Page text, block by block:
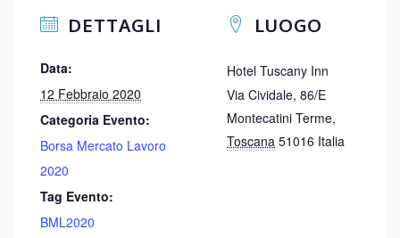
DETTAGLI
Data:
12 Febbraio 2020
Categoria Evento:
Borsa Mercato Lavoro
2020
Tag Evento:
BML2020
LUOGO
Hotel Tuscany Inn
Via Cividale, 86/E
Montecatini Terme,
Toscana 51016 Italia